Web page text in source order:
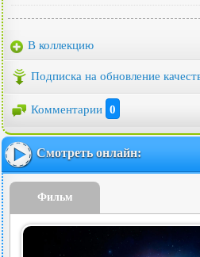
В коллекцию
Подписка на обновление
Комментарии 0
Смотреть онлайн:
Фильм